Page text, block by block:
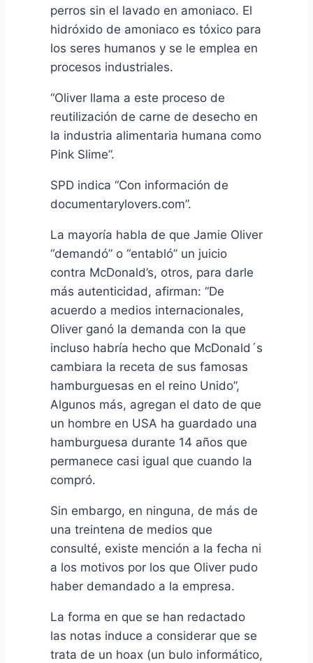
perros sin el lavado en amoniaco. El
hidróxido de amoniaco es tóxico para
los seres humanos y se le emplea en
procesos industriales.
“Oliver llama a este proceso de
reutilización de carne de desecho en
la industria alimentaria humana como
Pink Slime”.
SPD indica “Con información de
documentarylovers.com”.
La mayoría habla de que Jamie Oliver
“demandó” o “entabló” un juicio
contra McDonald’s, otros, para darle
más autenticidad, afirman: “De
acuerdo a medios internacionales,
Oliver ganó la demanda con la que
incluso habría hecho que McDonald´s
cambiara la receta de sus famosas
hamburguesas en el reino Unido”,
Algunos más, agregan el dato de que
un hombre en USA ha guardado una
hamburguesa durante 14 años que
permanece casi igual que cuando la
compró.
Sin embargo, en ninguna, de más de
una treintena de medios que
consulté, existe mención a la fecha ni
a los motivos por los que Oliver pudo
haber demandado a la empresa.
La forma en que se han redactado
las notas induce a considerar que se
trata de un hoax (un bulo informático,